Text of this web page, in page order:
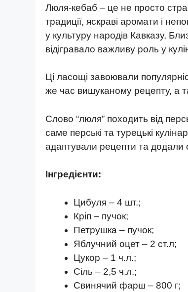
Люля-кебаб – це не просто
традиції, яскраві аромати і
у культуру народів Кавказу,
відігравало важливу роль у
Ці ласощі завоювали
же час вишуканому рецепту, а
Слово “люля” походить від
саме перські та турецькі
адаптували рецепти та додали
Інгредієнти:
Цибуля – 4 шт.;
Кріп – пучок;
Петрушка – пучок;
Яблучний оцет – 2 ст.л;
Цукор – 1 ч.л.;
Сіль – 2,5 ч.л.;
Свинячий фарш – 800 г;